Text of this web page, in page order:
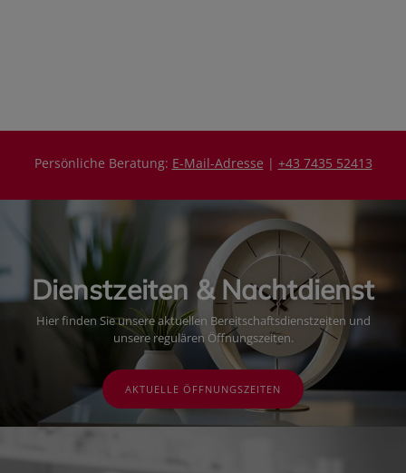
Persönliche Beratung: E-Mail-Adresse | +43 7435 52413
Dienstzeiten & Nachtdienst
Hier finden Sie unsere aktuellen Bereitschaftsdienstzeiten und
unsere regulären Öffnungszeiten.
AKTUELLE ÖFFNUNGSZEITEN